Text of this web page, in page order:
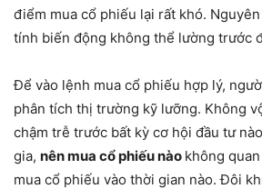
điểm mua cổ phiếu lại rất khó.
tính biến động không thể lường trước
Để vào lệnh mua cổ phiếu hợp lý,
phân tích thị trường kỹ lưỡng. Không
chậm trễ trước bất kỳ cơ hội đầu tư
gia, nên mua cổ phiếu nào không
mua cổ phiếu vào thời gian nào. Đôi